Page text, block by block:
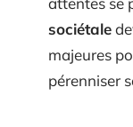
sociétale
majeures
pérenniser